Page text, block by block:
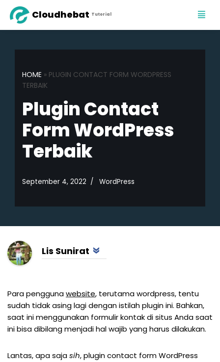
Skip
content
Cloudhebat Tutorial
HOME » PLUGIN CONTACT FORM WORDPRESS
TERBAIK
Plugin Contact
Form WordPress
Terbaik
September 4, 2022 WordPress
Lis Sunirat
Para penggunawebsite, terutama wordpress, tentu
sudah tidak asing lagi dengan istilah plugin ini. Bahkan,
saat ini menggunakan formulir kontak di situs Anda saat
ini bisa dibilang menjadi hal wajib yang harus dilakukan.
Lantas, apa sajasih, plugin contact form WordPress